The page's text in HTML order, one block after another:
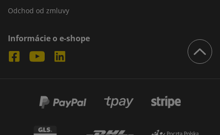
Odchod od zmluvy
Informácie o e-shope